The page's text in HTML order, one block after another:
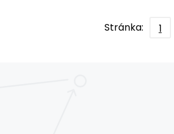
Stránka: 1